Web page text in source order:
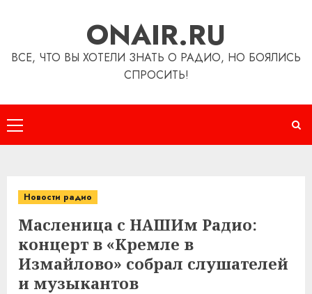
ONAIR.RU
ВСЕ, ЧТО ВЫ ХОТЕЛИ ЗНАТЬ О РАДИО, НО БОЯЛИСЬ
СПРОСИТЬ!
Основное
меню
Новости радио
Масленица с НАШИм Радио:
концерт в «Кремле в
Измайлово» собрал слушателей
и музыкантов